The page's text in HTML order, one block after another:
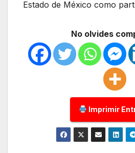
Estado de México como
No olvides
Imprimir